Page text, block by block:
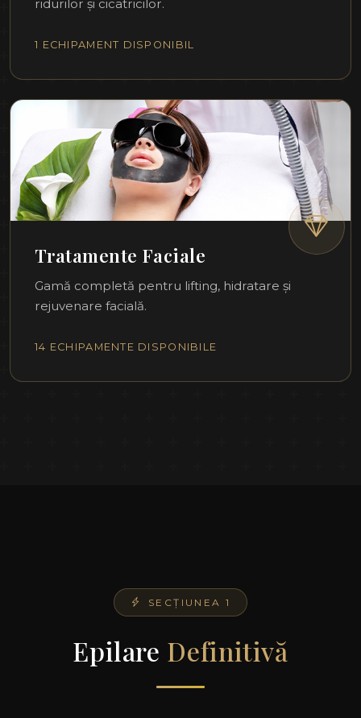
ridurilor și cicatricilor.
1 ECHIPAMENT DISPONIBIL
Tratamente Faciale
Gamă completă pentru lifting, hidratare și
rejuvenare facială.
14 ECHIPAMENTE DISPONIBILE
SECȚIUNEA 1
Epilare Definitivă